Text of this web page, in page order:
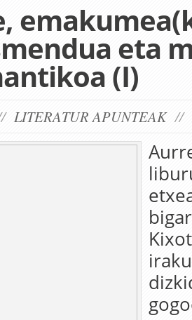
eta
(I)
LITERATUR APUNTEAK//